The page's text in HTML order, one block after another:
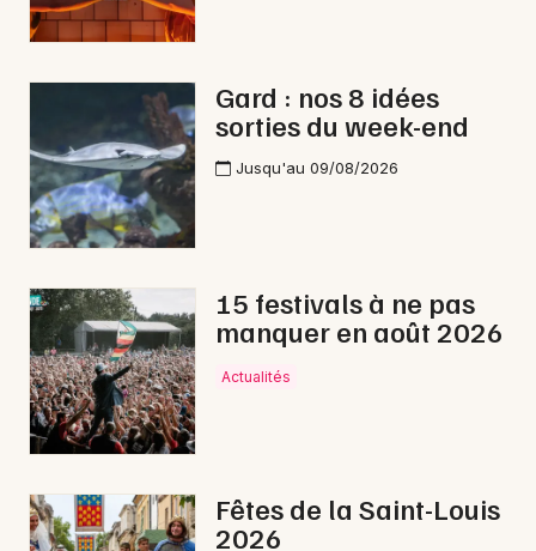
Sorties famille
Sorties & loisirs
Danse dans le Gard
Danse en Occitanie
Artistes en tournée
Toulouse
Gard : nos 8 idées
sorties du week-end
Jusqu'au 09/08/2026
15 festivals à ne pas
manquer en août 2026
Actualités
Fêtes de la Saint-Louis
2026